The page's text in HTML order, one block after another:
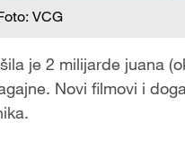
VCG
je 2 milijarde juana
Novi filmovi i